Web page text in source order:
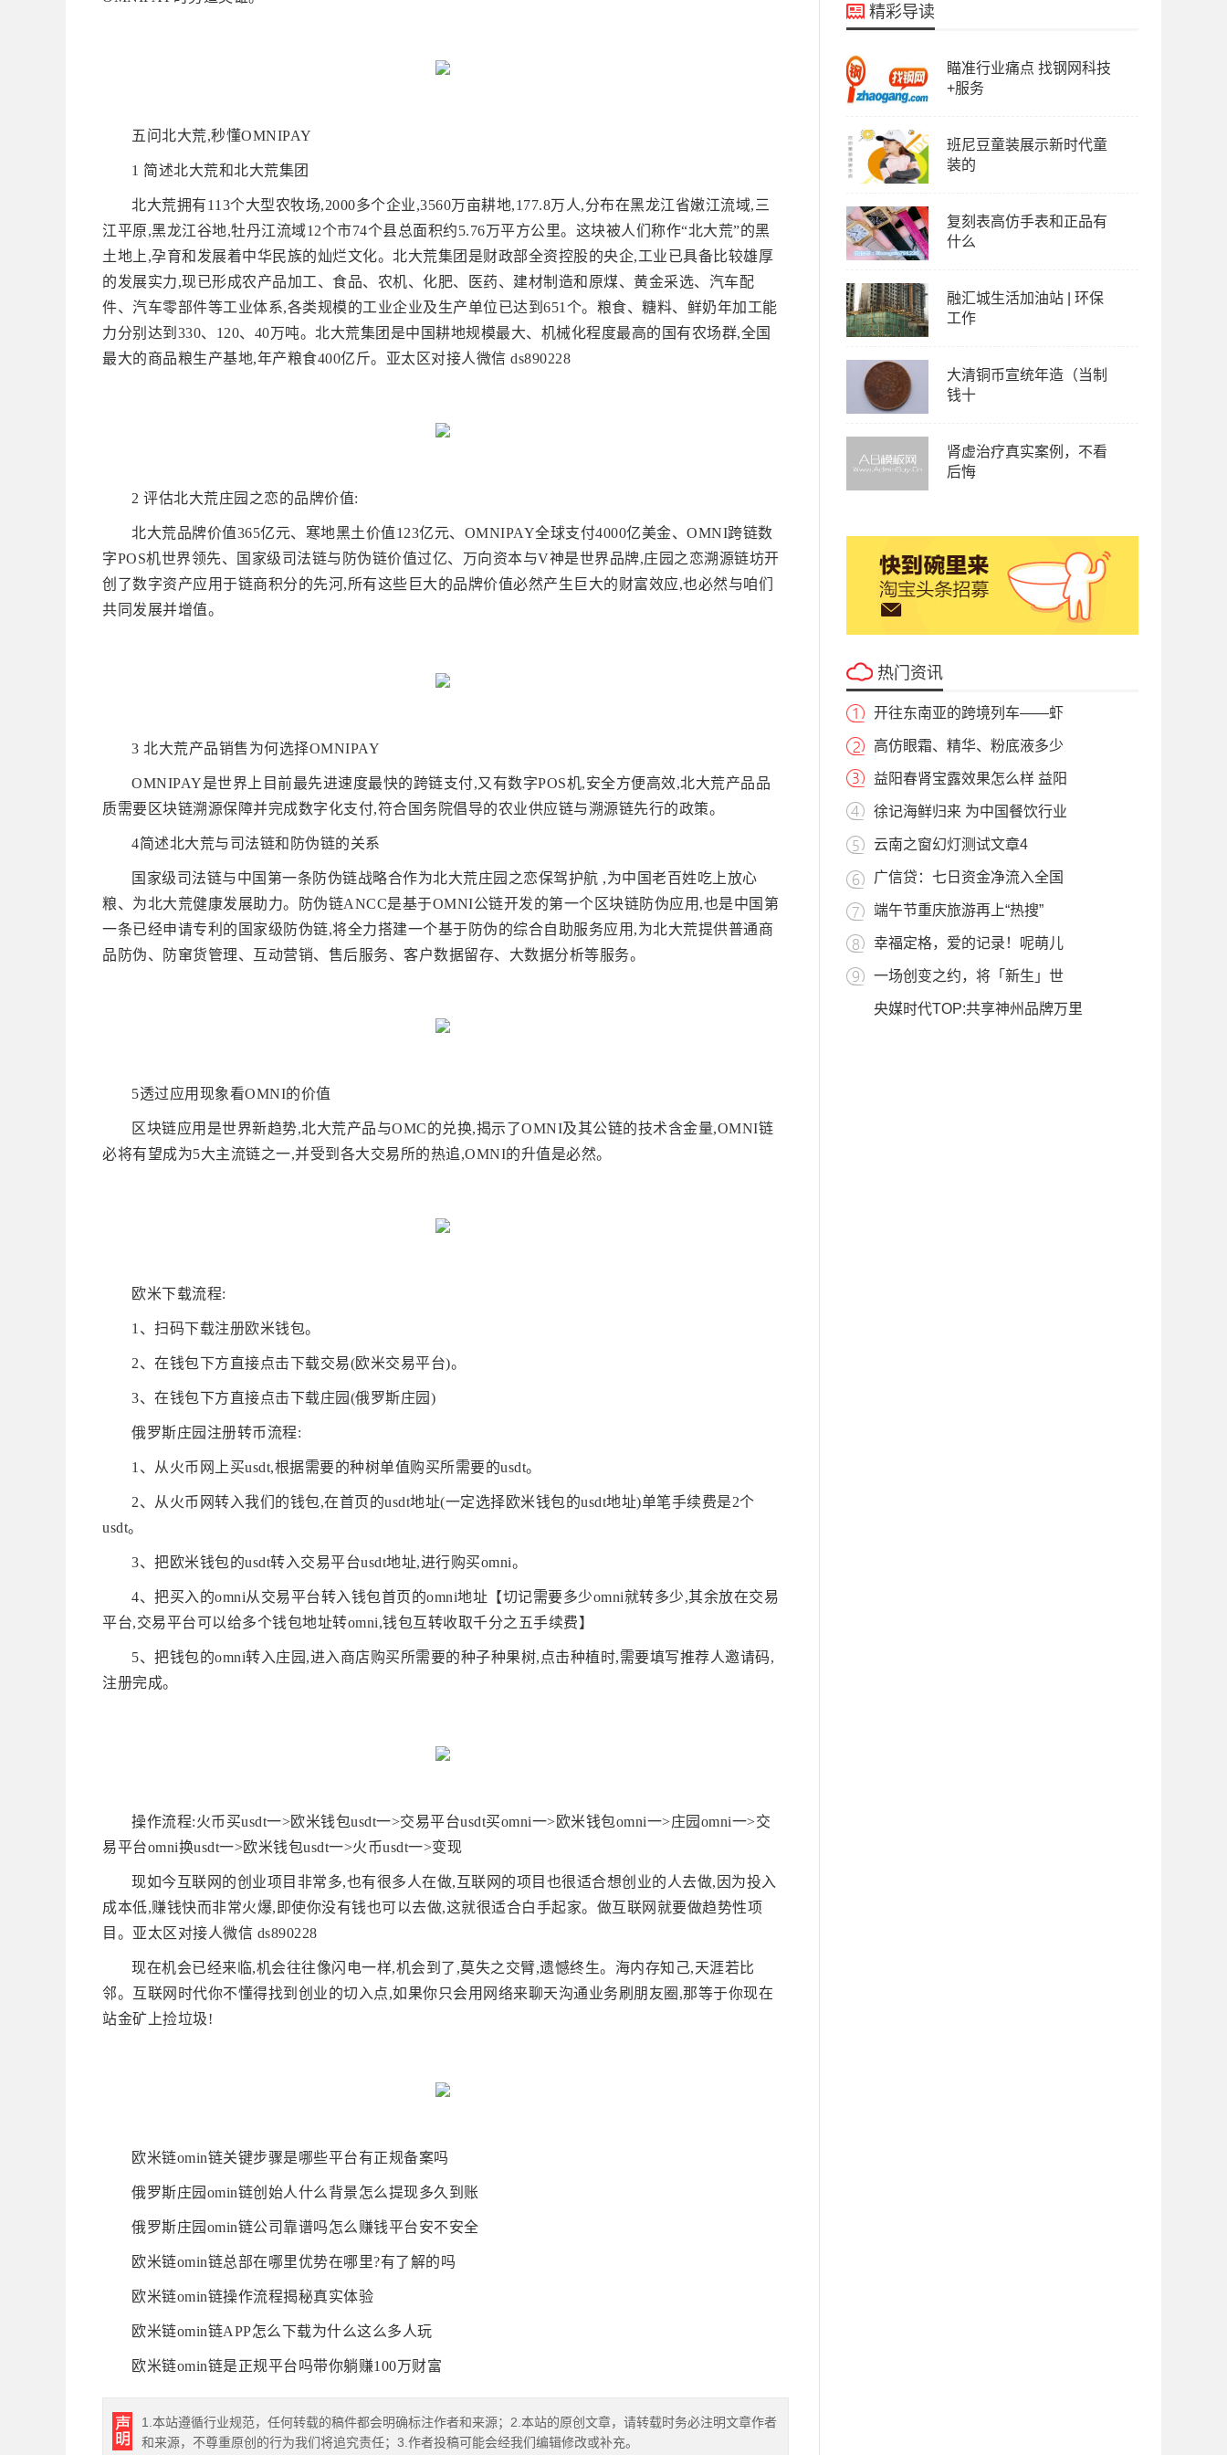
五问北大荒,秒懂OMNIPAY
1 简述北大荒和北大荒集团
北大荒拥有113个大型农牧场,2000多个企业,3560万亩耕地,177.8万人,分布在黑龙江省嫩江流域,三
江平原,黑龙江谷地,牡丹江流域12个市74个县总面积约5.76万平方公里。这块被人们称作“北大荒”的黑
土地上,孕育和发展着中华民族的灿烂文化。北大荒集团是财政部全资控股的央企,工业已具备比较雄厚
的发展实力,现已形成农产品加工、食品、农机、化肥、医药、建材制造和原煤、黄金采选、汽车配
件、汽车零部件等工业体系,各类规模的工业企业及生产单位已达到651个。粮食、糖料、鲜奶年加工能
力分别达到330、120、40万吨。北大荒集团是中国耕地规模最大、机械化程度最高的国有农场群,全国
最大的商品粮生产基地,年产粮食400亿斤。亚太区对接人微信 ds890228
2 评估北大荒庄园之恋的品牌价值:
北大荒品牌价值365亿元、寒地黑土价值123亿元、OMNIPAY全球支付4000亿美金、OMNI跨链数
字POS机世界领先、国家级司法链与防伪链价值过亿、万向资本与V神是世界品牌,庄园之恋溯源链坊开
创了数字资产应用于链商积分的先河,所有这些巨大的品牌价值必然产生巨大的财富效应,也必然与咱们
共同发展并增值。
3 北大荒产品销售为何选择OMNIPAY
OMNIPAY是世界上目前最先进速度最快的跨链支付,又有数字POS机,安全方便高效,北大荒产品品
质需要区块链溯源保障并完成数字化支付,符合国务院倡导的农业供应链与溯源链先行的政策。
4简述北大荒与司法链和防伪链的关系
国家级司法链与中国第一条防伪链战略合作为北大荒庄园之恋保驾护航 ,为中国老百姓吃上放心
粮、为北大荒健康发展助力。防伪链ANCC是基于OMNI公链开发的第一个区块链防伪应用,也是中国第
一条已经申请专利的国家级防伪链,将全力搭建一个基于防伪的综合自助服务应用,为北大荒提供普通商
品防伪、防窜货管理、互动营销、售后服务、客户数据留存、大数据分析等服务。
5透过应用现象看OMNI的价值
区块链应用是世界新趋势,北大荒产品与OMC的兑换,揭示了OMNI及其公链的技术含金量,OMNI链
必将有望成为5大主流链之一,并受到各大交易所的热追,OMNI的升值是必然。
欧米下载流程:
1、扫码下载注册欧米钱包。
2、在钱包下方直接点击下载交易(欧米交易平台)。
3、在钱包下方直接点击下载庄园(俄罗斯庄园)
俄罗斯庄园注册转币流程:
1、从火币网上买usdt,根据需要的种树单值购买所需要的usdt。
2、从火币网转入我们的钱包,在首页的usdt地址(一定选择欧米钱包的usdt地址)单笔手续费是2个
usdt。
3、把欧米钱包的usdt转入交易平台usdt地址,进行购买omni。
4、把买入的omni从交易平台转入钱包首页的omni地址【切记需要多少omni就转多少,其余放在交易
平台,交易平台可以给多个钱包地址转omni,钱包互转收取千分之五手续费】
5、把钱包的omni转入庄园,进入商店购买所需要的种子种果树,点击种植时,需要填写推荐人邀请码,
注册完成。
操作流程:火币买usdt一>欧米钱包usdt一>交易平台usdt买omni一>欧米钱包omni一>庄园omni一>交
易平台omni换usdt一>欧米钱包usdt一>火币usdt一>变现
现如今互联网的创业项目非常多,也有很多人在做,互联网的项目也很适合想创业的人去做,因为投入
成本低,赚钱快而非常火爆,即使你没有钱也可以去做,这就很适合白手起家。做互联网就要做趋势性项
目。亚太区对接人微信 ds890228
现在机会已经来临,机会往往像闪电一样,机会到了,莫失之交臂,遗憾终生。海内存知己,天涯若比
邻。互联网时代你不懂得找到创业的切入点,如果你只会用网络来聊天沟通业务刷朋友圈,那等于你现在
站金矿上捡垃圾!
欧米链omin链关键步骤是哪些平台有正规备案吗
俄罗斯庄园omin链创始人什么背景怎么提现多久到账
俄罗斯庄园omin链公司靠谱吗怎么赚钱平台安不安全
欧米链omin链总部在哪里优势在哪里?有了解的吗
欧米链omin链操作流程揭秘真实体验
欧米链omin链APP怎么下载为什么这么多人玩
欧米链omin链是正规平台吗带你躺赚100万财富
1.本站遵循行业规范，任何转载的稿件都会明确标注作者和来源；2.本站的原创文章，请转载时务必注明文章作者
和来源，不尊重原创的行为我们将追究责任；3.作者投稿可能会经我们编辑修改或补充。
精彩导读
瞄准行业痛点 找钢网科技
+服务
班尼豆童装展示新时代童
装的
复刻表高仿手表和正品有
什么
融汇城生活加油站 | 环保
工作
大清铜币宣统年造（当制
钱十
肾虚治疗真实案例，不看
后悔
热门资讯
开往东南亚的跨境列车——虾
高仿眼霜、精华、粉底液多少
益阳春肾宝露效果怎么样 益阳
徐记海鲜归来 为中国餐饮行业
云南之窗幻灯测试文章4
广信贷：七日资金净流入全国
端午节重庆旅游再上“热搜”
幸福定格，爱的记录！呢萌儿
一场创变之约，将「新生」世
央媒时代TOP:共享神州品牌万里